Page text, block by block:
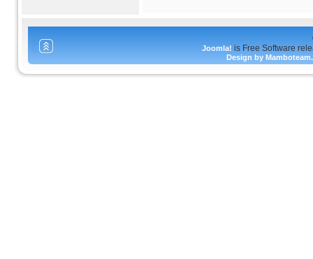
Joomla! is Free Software
Design by